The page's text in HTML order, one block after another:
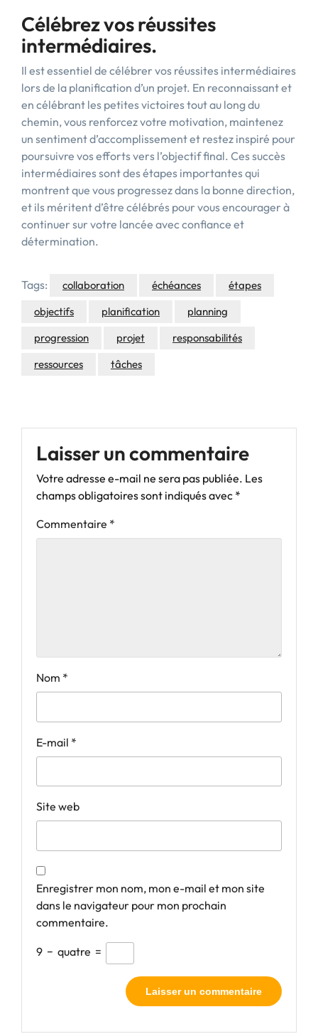
Célébrez vos réussites
intermédiaires.
Il est essentiel de célébrer vos réussites intermédiaires
lors de la planification d’un projet. En reconnaissant et
en célébrant les petites victoires tout au long du
chemin, vous renforcez votre motivation, maintenez
un sentiment d’accomplissement et restez inspiré pour
poursuivre vos efforts vers l’objectif final. Ces succès
intermédiaires sont des étapes importantes qui
montrent que vous progressez dans la bonne direction,
et ils méritent d’être célébrés pour vous encourager à
continuer sur votre lancée avec confiance et
détermination.
Tags: collaboration échéances
étapes
objectifs
planification
planning
progression
projet
responsabilités
ressources
tâches
Laisser un commentaire
Votre adresse e-mail ne sera pas publiée. Les
champs obligatoires sont indiqués avec *
Commentaire *
Nom *
E-mail *
Site web
Enregistrer mon nom, mon e-mail et mon site
dans le navigateur pour mon prochain
commentaire.
9 − quatre =